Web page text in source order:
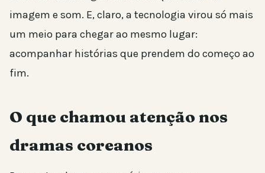
imagem e som. E, claro, a tecnologia virou só mais
um meio para chegar ao mesmo lugar:
acompanhar histórias que prendem do começo ao
fim.
O que chamou atenção nos
dramas coreanos